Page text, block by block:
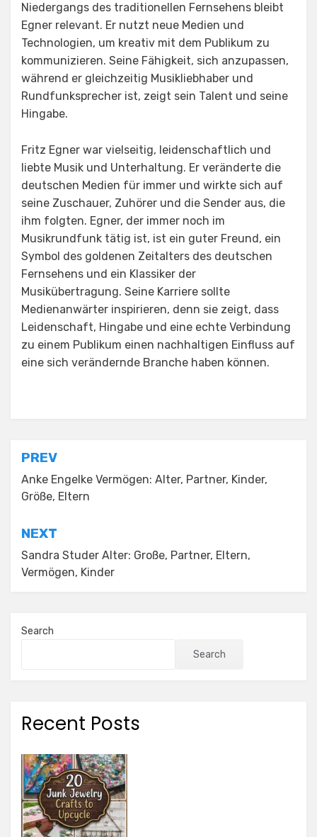
Niedergangs des traditionellen Fernsehens bleibt
Egner relevant. Er nutzt neue Medien und
Technologien, um kreativ mit dem Publikum zu
kommunizieren. Seine Fähigkeit, sich anzupassen,
während er gleichzeitig Musikliebhaber und
Rundfunksprecher ist, zeigt sein Talent und seine
Hingabe.
Fritz Egner war vielseitig, leidenschaftlich und
liebte Musik und Unterhaltung. Er veränderte die
deutschen Medien für immer und wirkte sich auf
seine Zuschauer, Zuhörer und die Sender aus, die
ihm folgten. Egner, der immer noch im
Musikrundfunk tätig ist, ist ein guter Freund, ein
Symbol des goldenen Zeitalters des deutschen
Fernsehens und ein Klassiker der
Musikübertragung. Seine Karriere sollte
Medienanwärter inspirieren, denn sie zeigt, dass
Leidenschaft, Hingabe und eine echte Verbindung
zu einem Publikum einen nachhaltigen Einfluss auf
eine sich verändernde Branche haben können.
Post
navigation
PREV
Anke Engelke Vermögen: Alter, Partner, Kinder,
Größe, Eltern
NEXT
Sandra Studer Alter: Große, Partner, Eltern,
Vermögen, Kinder
Search
Search
Recent Posts